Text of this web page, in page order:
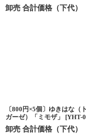
卸売 合計価格（下代）
〔800円×5個〕ゆきはな（
ガーゼ）「ミモザ」
[YHT-
卸売 合計価格（下代）